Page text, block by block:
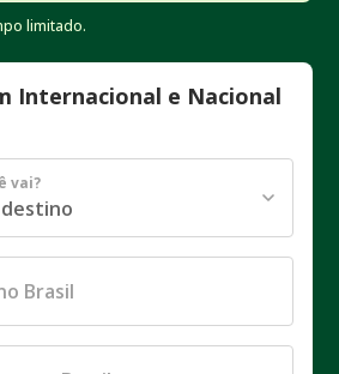
limitado.
Internacional e Nacional
vai?